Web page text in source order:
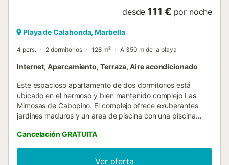
desde 111 € por noche
Playa de Calahonda, Marbella
4 pers. 2 dormitorios 128 m² A 350 m de la playa
Internet, Aparcamiento, Terraza, Aire acondicionado
Este espacioso apartamento de dos dormitorios está
ubicado en el hermoso y bien mantenido complejo Las
Mimosas de Cabopino. El complejo ofrece exuberantes
jardines maduros y un área de piscina con una piscina
solo 400 metros de la playa y del puerto de Cabopino,
donde podrá contemplar los yates mientras disfruta de las
instalaciones de restaurantes y bares. El complejo se
Cancelación GRATUITA
Ver oferta